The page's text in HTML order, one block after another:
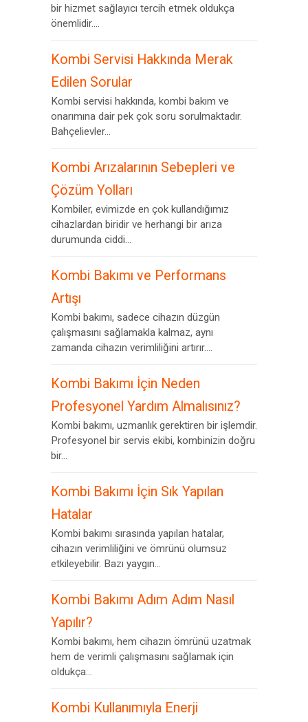
bir hizmet sağlayıcı tercih etmek oldukça
önemlidir....
Kombi Servisi Hakkında Merak
Edilen Sorular
Kombi servisi hakkında, kombi bakım ve
onarımına dair pek çok soru sorulmaktadır.
Bahçelievler...
Kombi Arızalarının Sebepleri ve
Çözüm Yolları
Kombiler, evimizde en çok kullandığımız
cihazlardan biridir ve herhangi bir arıza
durumunda ciddi...
Kombi Bakımı ve Performans
Artışı
Kombi bakımı, sadece cihazın düzgün
çalışmasını sağlamakla kalmaz, aynı
zamanda cihazın verimliliğini artırır....
Kombi Bakımı İçin Neden
Profesyonel Yardım Almalısınız?
Kombi bakımı, uzmanlık gerektiren bir işlemdir.
Profesyonel bir servis ekibi, kombinizin doğru
bir...
Kombi Bakımı İçin Sık Yapılan
Hatalar
Kombi bakımı sırasında yapılan hatalar,
cihazın verimliliğini ve ömrünü olumsuz
etkileyebilir. Bazı yaygın...
Kombi Bakımı Adım Adım Nasıl
Yapılır?
Kombi bakımı, hem cihazın ömrünü uzatmak
hem de verimli çalışmasını sağlamak için
oldukça...
Kombi Kullanımıyla Enerji